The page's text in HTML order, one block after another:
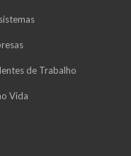
de Trabalho
Vida